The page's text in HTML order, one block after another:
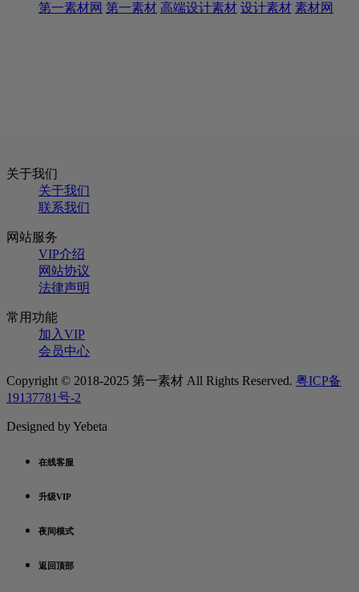
第一素材网 第一素材 高端设计素材 设计素材 素材网
关于我们
关于我们
联系我们
网站服务
VIP介绍
网站协议
法律声明
常用功能
加入VIP
会员中心
Copyright © 2018-2025 第一素材 All Rights Reserved. 粤ICP备
19137781号-2
Designed by Yebeta
在线客服
升级VIP
夜间模式
返回顶部